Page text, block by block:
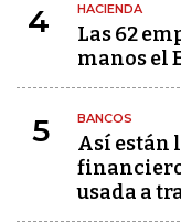
4 HACIENDA
Las 62
manos el
5 BANCOS
Así están
usada a